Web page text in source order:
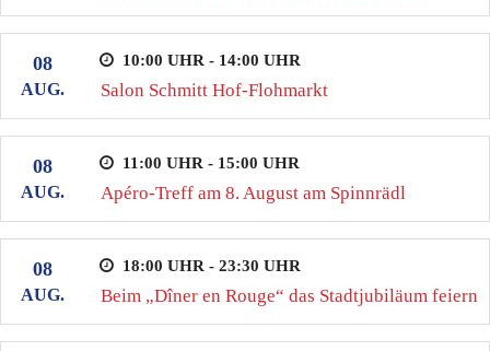
08
AUG.
10:00 UHR - 14:00 UHR
Salon Schmitt Hof-Flohmarkt
08
AUG.
11:00 UHR - 15:00 UHR
Apéro-Treff am 8. August am Spinnrädl
08
AUG.
18:00 UHR - 23:30 UHR
Beim „Dîner en Rouge“ das Stadtjubiläum feiern